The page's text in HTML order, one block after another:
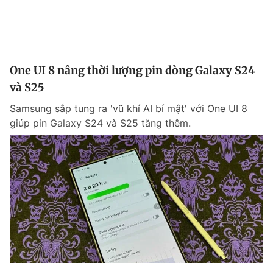
One UI 8 nâng thời lượng pin dòng Galaxy S24
và S25
Samsung sắp tung ra 'vũ khí AI bí mật' với One UI 8
giúp pin Galaxy S24 và S25 tăng thêm.